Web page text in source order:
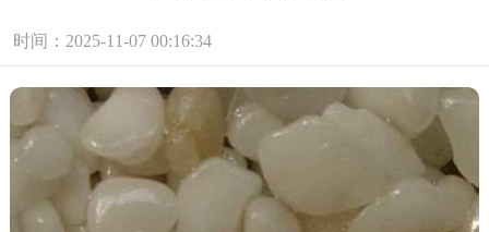
时间：2025-11-07 00:16:34